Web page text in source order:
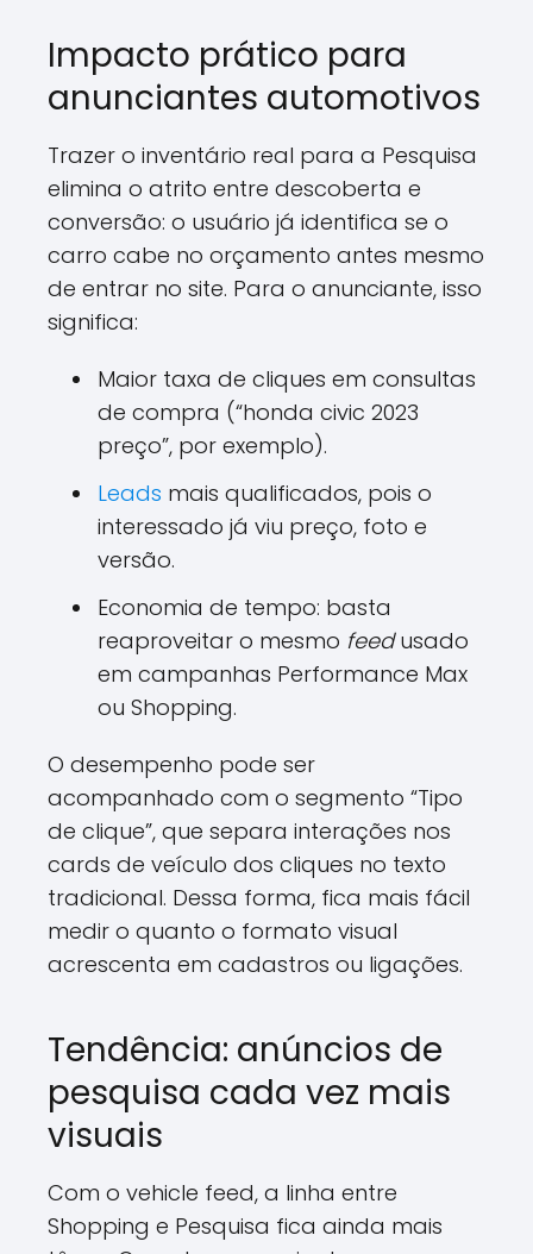
Impacto prático para
anunciantes automotivos
Trazer o inventário real para a Pesquisa
elimina o atrito entre descoberta e
conversão: o usuário já identifica se o
carro cabe no orçamento antes mesmo
de entrar no site. Para o anunciante, isso
significa:
Maior taxa de cliques em consultas
de compra (“honda civic 2023
preço”, por exemplo).
Leads mais qualificados, pois o
interessado já viu preço, foto e
versão.
Economia de tempo: basta
reaproveitar o mesmo feedusado
em campanhas Performance Max
ou Shopping.
O desempenho pode ser
acompanhado com o segmento “Tipo
de clique”, que separa interações nos
cards de veículo dos cliques no texto
tradicional. Dessa forma, fica mais fácil
medir o quanto o formato visual
acrescenta em cadastros ou ligações.
Tendência: anúncios de
pesquisa cada vez mais
visuais
Com o vehicle feed, a linha entre
Shopping e Pesquisa fica ainda mais